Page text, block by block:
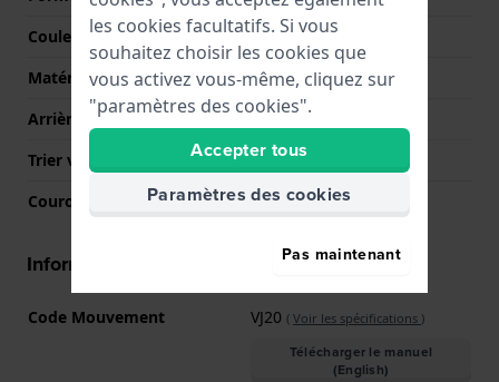
Couleur du boîtier
Or
Matériau du boîtier arrière
Acier inoxydable
Arrière de Boitier
Couvercle à pression
Trier verre
Minéral
Couronne
Couronne de tirer
Informations mouvement
Code Mouvement VJ20 ( Voir les spécifications )
Télécharger le manuel
(English)
les cookies facultatifs. Si vous
souhaitez choisir les cookies que
vous activez vous-même, cliquez sur
"paramètres des cookies".
Accepter tous
Paramètres des cookies
Pas maintenant